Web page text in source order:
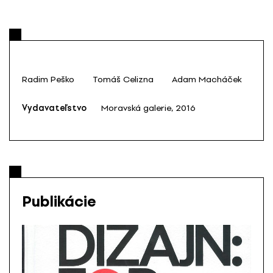
Radim Peško Tomáš Celizna Adam Macháček
Vydavateľstvo Moravská galerie, 2016
Publikácie